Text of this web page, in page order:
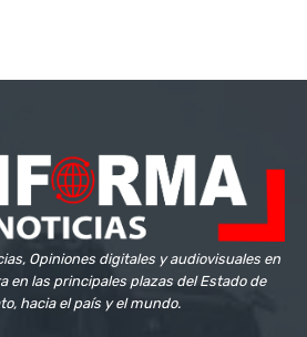
Opiniones digitales y audiovisuales en
en las principales plazas del Estado de
hacia el país y el mundo.